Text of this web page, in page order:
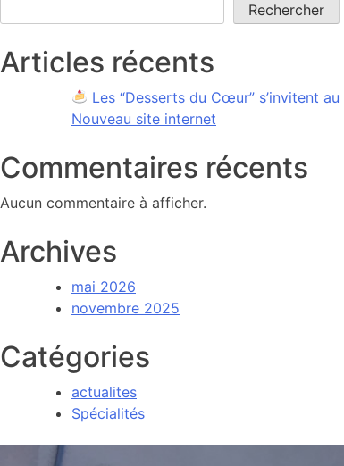
Rechercher
Articles récents
Les “Desserts du Cœur” s’invitent
Nouveau site internet
Commentaires récents
Aucun commentaire à afficher.
Archives
mai 2026
novembre 2025
Catégories
actualites
Spécialités